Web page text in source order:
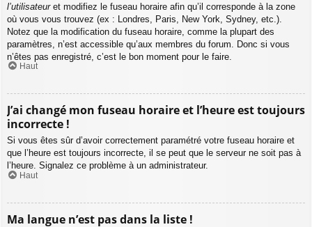
l’utilisateuret modifiez le fuseau horaire afin qu’il corresponde à la zone
où vous vous trouvez (ex : Londres, Paris, New York, Sydney, etc.).
Notez que la modification du fuseau horaire, comme la plupart des
paramètres, n’est accessible qu’aux membres du forum. Donc si vous
n’êtes pas enregistré, c’est le bon moment pour le faire.
Haut
J’ai changé mon fuseau horaire et l’heure est toujours
incorrecte !
Si vous êtes sûr d’avoir correctement paramétré votre fuseau horaire et
que l’heure est toujours incorrecte, il se peut que le serveur ne soit pas à
l’heure. Signalez ce problème à un administrateur.
Haut
Ma langue n’est pas dans la liste !